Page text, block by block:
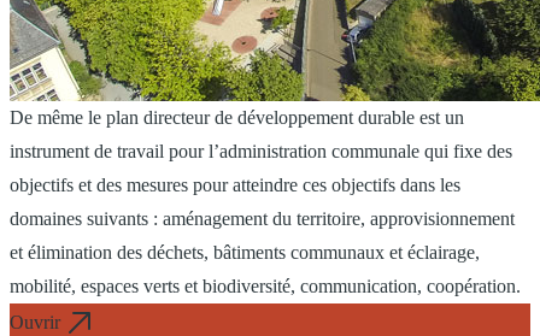
De même le plan directeur de développement durable est un
instrument de travail pour l’administration communale qui fixe des
objectifs et des mesures pour atteindre ces objectifs dans les
domaines suivants : aménagement du territoire, approvisionnement
et élimination des déchets, bâtiments communaux et éclairage,
mobilité, espaces verts et biodiversité, communication, coopération.
Ouvrir